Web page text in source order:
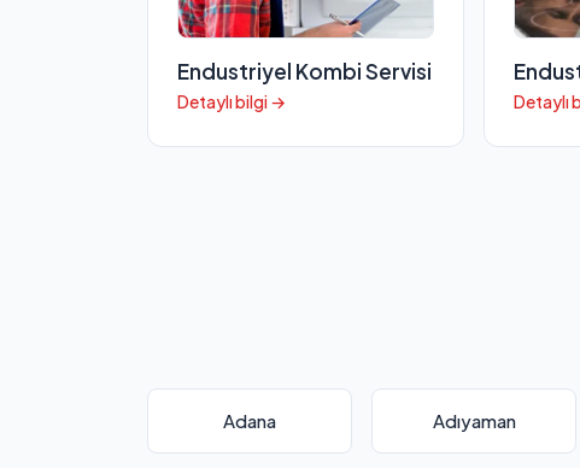
Endustriyel Kombi Servisi
Detaylı bilgi → Detaylı
Adana Adıyaman